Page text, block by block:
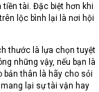
tài. Đặc biệt hơn khi
lộc bình lại là nơi hội
thước là lựa chọn tuyệt
những vậy, nếu bạn là
thân là hãy cho sỏi
lại sự tài vận hay